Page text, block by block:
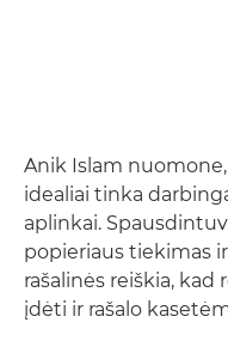
Anik Islam nuomone,
idealiai tinka
aplinkai.
popieriaus tiekimas
rašalinės reiškia,
įdėti ir rašalo